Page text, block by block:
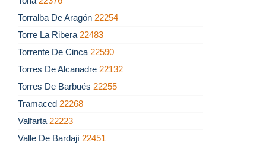
Torralba De Aragón 22254
Torre La Ribera 22483
Torrente De Cinca 22590
Torres De Alcanadre 22132
Torres De Barbués 22255
Tramaced 22268
Valfarta 22223
Valle De Bardají 22451